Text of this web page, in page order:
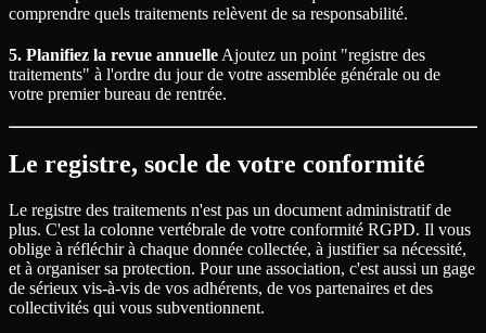
comprendre quels traitements relèvent de sa responsabilité.
5. Planifiez la revue annuelleAjoutez un point "registre des
traitements" à l'ordre du jour de votre assemblée générale ou de
votre premier bureau de rentrée.
Le registre, socle de votre conformité
Le registre des traitements n'est pas un document administratif de
plus. C'est la colonne vertébrale de votre conformité RGPD. Il vous
oblige à réfléchir à chaque donnée collectée, à justifier sa nécessité,
et à organiser sa protection. Pour une association, c'est aussi un gage
de sérieux vis-à-vis de vos adhérents, de vos partenaires et des
collectivités qui vous subventionnent.